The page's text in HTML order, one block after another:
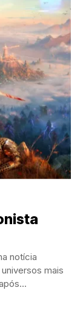
notícia
mais